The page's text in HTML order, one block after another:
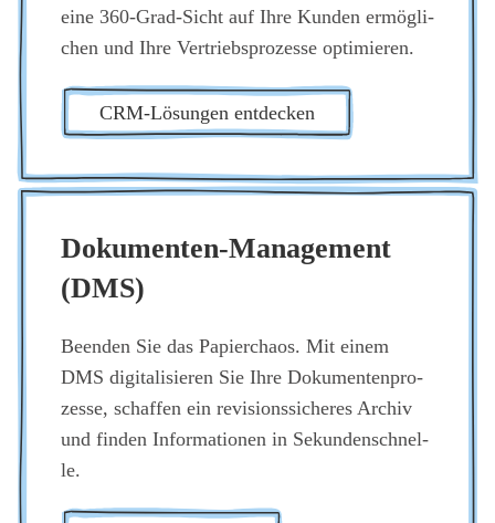
eine 360-Grad-Sicht auf Ihre Kun­den ermög­li­
chen und Ihre Ver­triebs­pro­zes­se opti­mie­ren.
CRM-Lösun­gen ent­de­cken
Doku­men­ten-Manage­ment
(DMS)
Been­den Sie das Papier­cha­os. Mit einem
DMS digi­ta­li­sie­ren Sie Ihre Doku­men­ten­pro­
zes­se, schaf­fen ein revi­si­ons­si­che­res Archiv
und fin­den Infor­ma­tio­nen in Sekun­den­schnel­
le.